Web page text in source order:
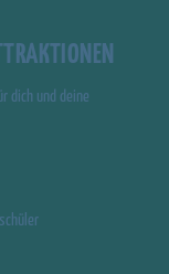
dich und deine